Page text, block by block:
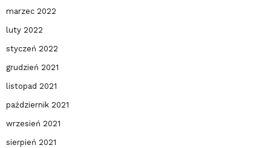
marzec 2022
luty 2022
styczeń 2022
grudzień 2021
listopad 2021
październik 2021
wrzesień 2021
sierpień 2021